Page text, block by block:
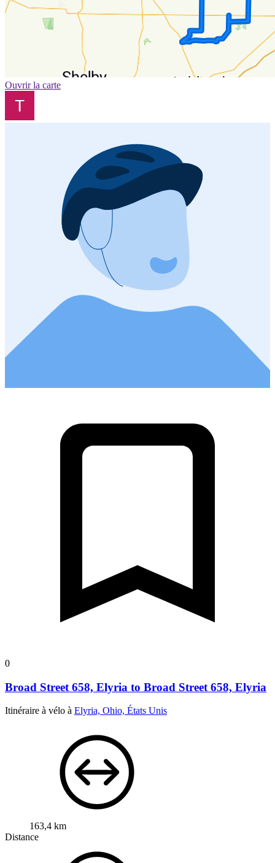
Ouvrir la carte
0
Broad Street 658, Elyria to Broad Street 658, Elyria
Itinéraire à vélo à Elyria, Ohio, États Unis
163,4 km
Distance